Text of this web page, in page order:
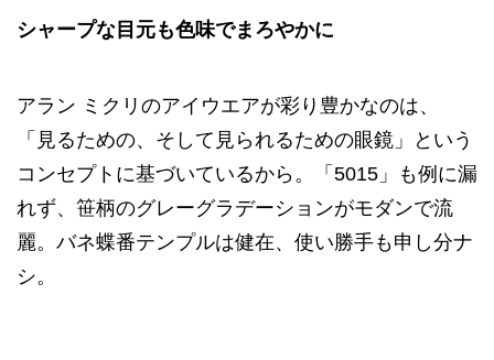
シャープな目元も色味でまろやかに
アラン ミクリのアイウエアが彩り豊かなのは、
「見るための、そして見られるための眼鏡」という
コンセプトに基づいているから。「5015」も例に漏
れず、笹柄のグレーグラデーションがモダンで流
麗。バネ蝶番テンプルは健在、使い勝手も申し分ナ
シ。